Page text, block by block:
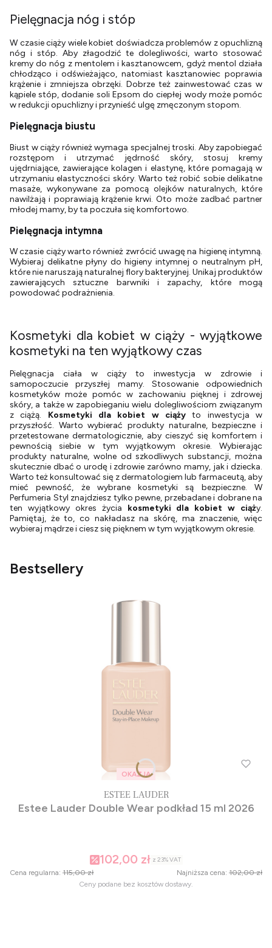
Pielęgnacja nóg i stóp
W czasie ciąży wiele kobiet doświadcza problemów z opuchlizną
nóg i stóp. Aby złagodzić te dolegliwości, warto stosować
kremy do nóg z mentolem i kasztanowcem, gdyż mentol działa
chłodząco i odświeżająco, natomiast kasztanowiec poprawia
krążenie i zmniejsza obrzęki. Dobrze też zainwestować czas w
kąpiele stóp, dodanie soli Epsom do ciepłej wody może pomóc
w redukcji opuchlizny i przynieść ulgę zmęczonym stopom.
Pielęgnacja biustu
Biust w ciąży również wymaga specjalnej troski. Aby zapobiegać
rozstępom i utrzymać jędrność skóry, stosuj kremy
ujędrniające, zawierające kolagen i elastynę, które pomagają w
utrzymaniu elastyczności skóry. Warto też robić sobie delikatne
masaże, wykonywane za pomocą olejków naturalnych, które
nawilżają i poprawiają krążenie krwi. Oto może zadbać partner
młodej mamy, by ta poczuła się komfortowo.
Pielęgnacja intymna
W czasie ciąży warto również zwrócić uwagę na higienę intymną.
Wybieraj delikatne płyny do higieny intymnej o neutralnym pH,
które nie naruszają naturalnej flory bakteryjnej. Unikaj produktów
zawierających sztuczne barwniki i zapachy, które mogą
powodować podrażnienia.
Kosmetyki dla kobiet w ciąży - wyjątkowe
kosmetyki na ten wyjątkowy czas
Pielęgnacja ciała w ciąży to inwestycja w zdrowie i
samopoczucie przyszłej mamy. Stosowanie odpowiednich
kosmetyków może pomóc w zachowaniu pięknej i zdrowej
skóry, a także w zapobieganiu wielu dolegliwościom związanym
z ciążą. Kosmetyki dla kobiet w ciąży to inwestycja w
przyszłość. Warto wybierać produkty naturalne, bezpieczne i
przetestowane dermatologicznie, aby cieszyć się komfortem i
pewnością siebie w tym wyjątkowym okresie. Wybierając
produkty naturalne, wolne od szkodliwych substancji, można
skutecznie dbać o urodę i zdrowie zarówno mamy, jak i dziecka.
Warto też konsultować się z dermatologiem lub farmaceutą, aby
mieć pewność, że wybrane kosmetyki są bezpieczne. W
Perfumeria Styl znajdziesz tylko pewne, przebadane i dobrane na
ten wyjątkowy okres życia kosmetyki dla kobiet w ciąży.
Pamiętaj, że to, co nakładasz na skórę, ma znaczenie, więc
wybieraj mądrze i ciesz się pięknem w tym wyjątkowym okresie.
Bestsellery
OKAZJA
ESTEE LAUDER
Estee Lauder Double Wear podkład 15 ml 2026
102,00 zł z 23%VAT
Cena regularna: 115,00 zł Najniższa cena: 102,00 zł
Ceny podane bez kosztów dostawy.